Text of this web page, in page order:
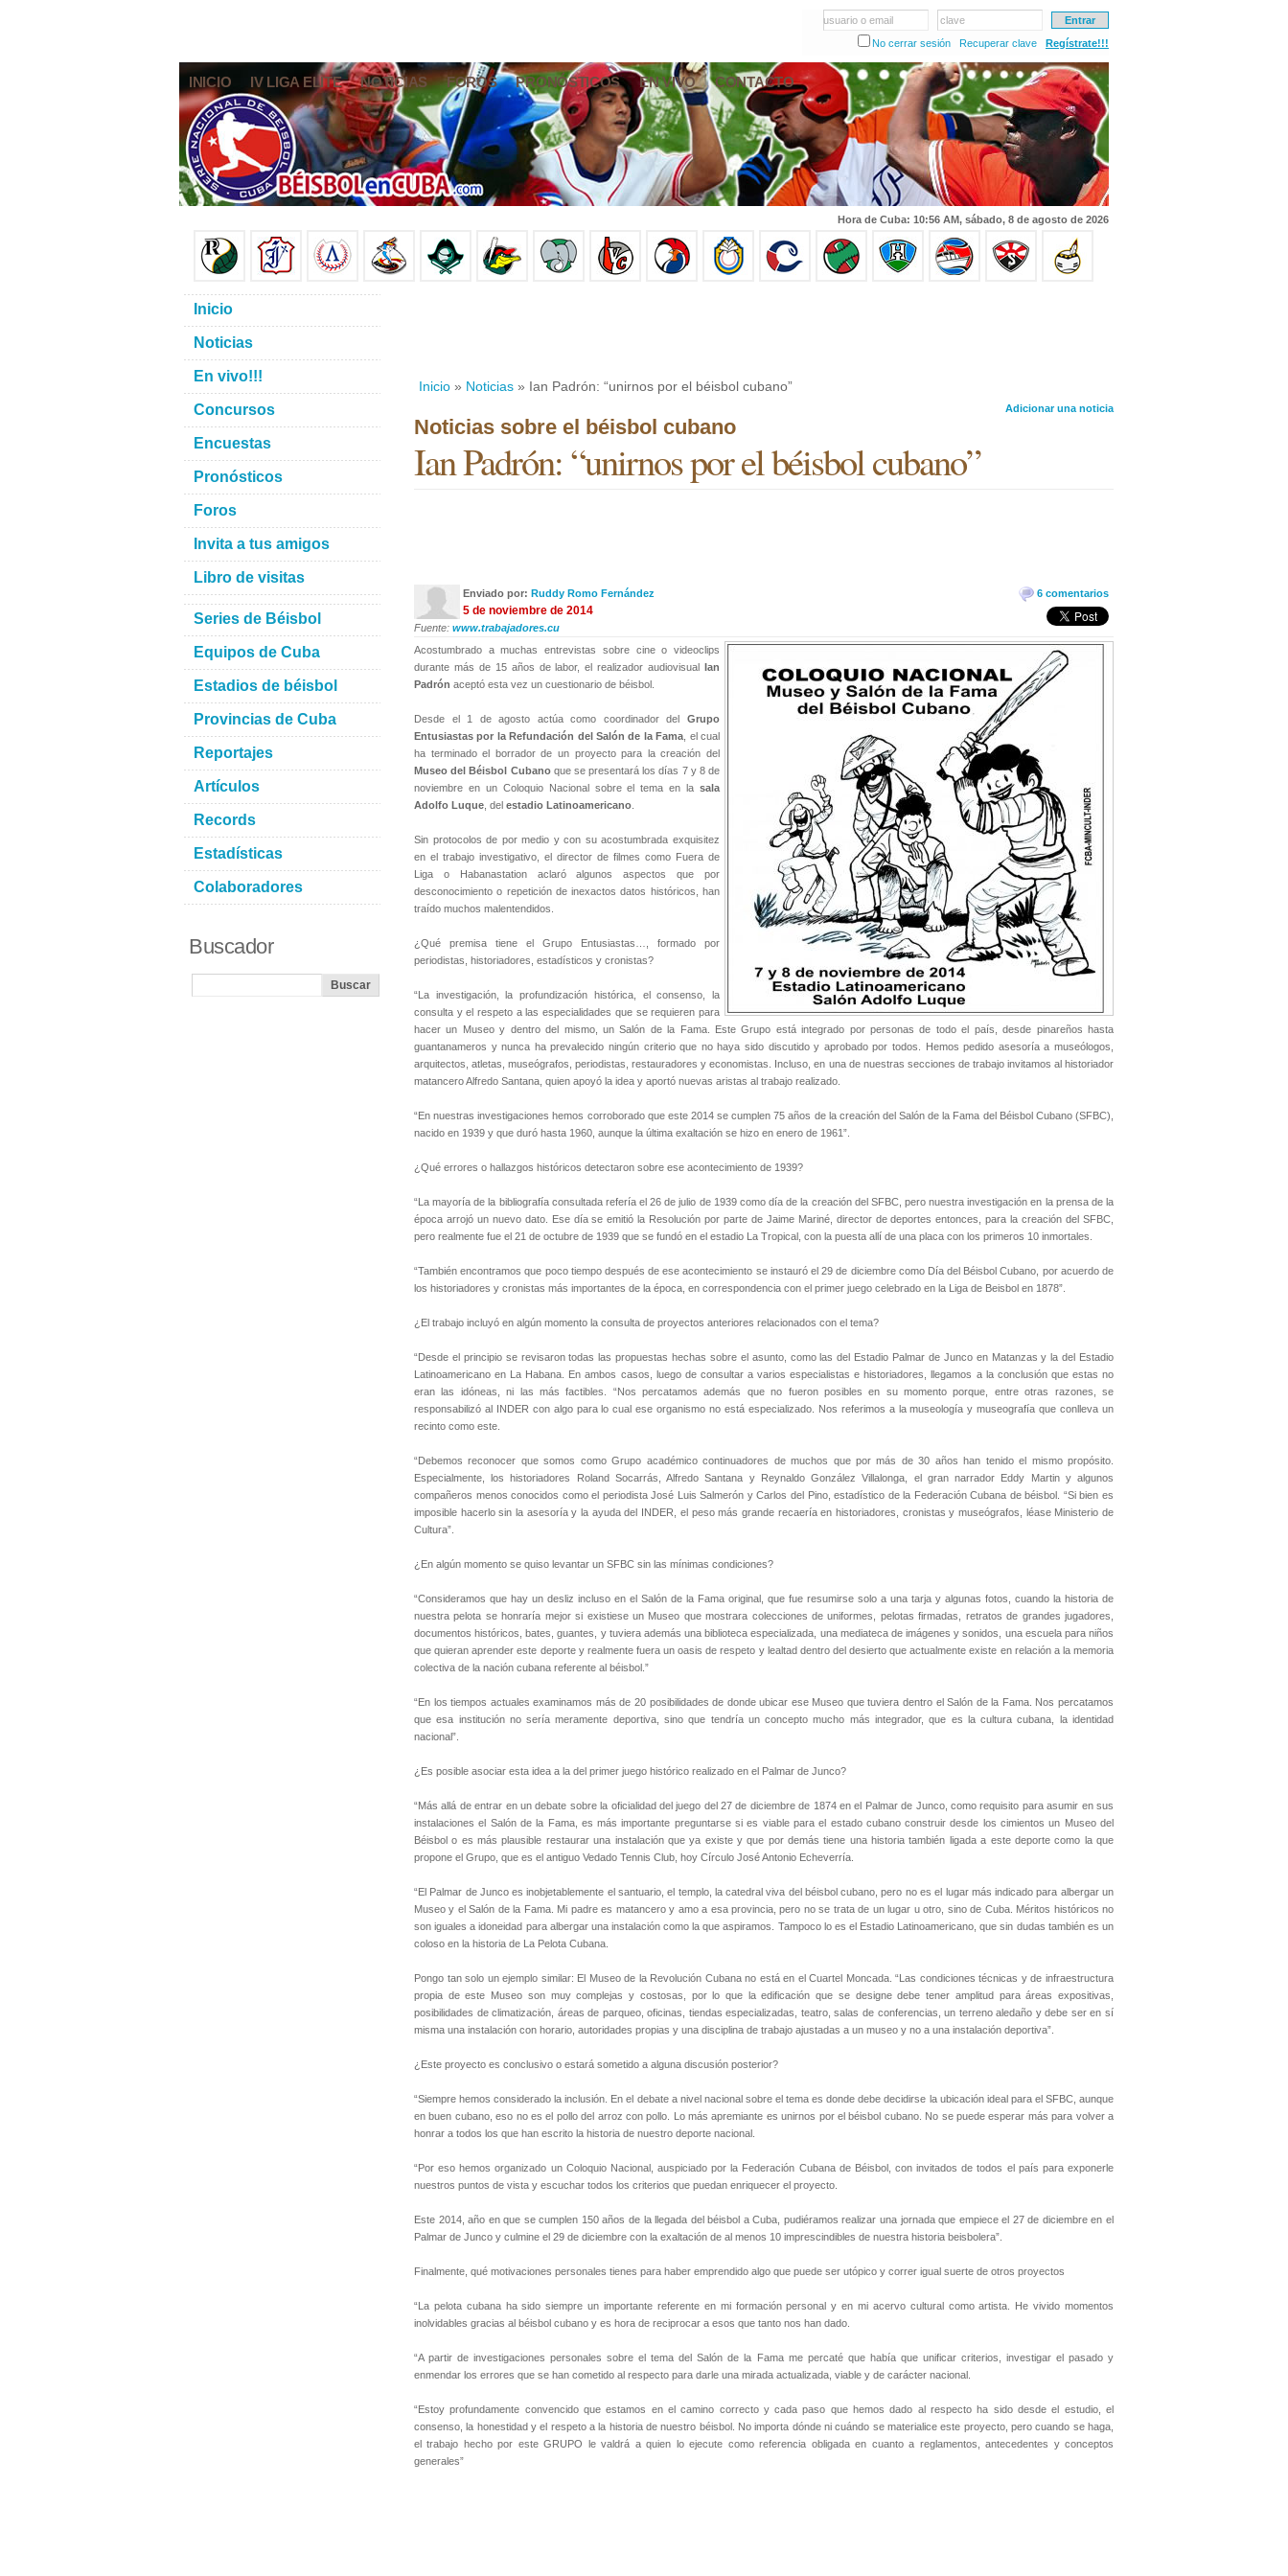
usuario o email
clave
No cerrar sesión
Recuperar clave Regístrate!!!
INICIO IV LIGA ELITE NOTICIAS FOROS PRONÓSTICOS EN VIVO CONTACTO
Hora de Cuba: 10:56 AM, sábado, 8 de agosto de 2026
Inicio » Noticias » Ian Padrón: “unirnos por el béisbol cubano”
Adicionar una noticia
Noticias sobre el béisbol cubano
Ian Padrón: “unirnos por el béisbol cubano”
6 comentarios
Enviado por: Ruddy Romo Fernández
5 de noviembre de 2014
Fuente: www.trabajadores.cu
Acostumbrado a muchas entrevistas sobre cine o videoclips
durante más de 15 años de labor, el realizador audiovisual Ian
Padrón aceptó esta vez un cuestionario de béisbol.
Desde el 1 de agosto actúa como coordinador del Grupo
Entusiastas por la Refundación del Salón de la Fama , el cual
ha terminado el borrador de un proyecto para la creación del
Museo del Béisbol Cubanoque se presentará los días 7 y 8 de
noviembre en un Coloquio Nacional sobre el tema en la sala
Adolfo Luque , del estadio Latinoamericano
Sin protocolos de por medio y con su acostumbrada exquisitez
en el trabajo investigativo, el director de filmes como Fuera de
Liga o Habanastation aclaró algunos aspectos que por
desconocimiento o repetición de inexactos datos históricos, han
traído muchos malentendidos.
¿Qué premisa tiene el Grupo Entusiastas…, formado por
periodistas, historiadores, estadísticos y cronistas?
“La investigación, la profundización histórica, el consenso, la
consulta y el respeto a las especialidades que se requieren para
hacer un Museo y dentro del mismo, un Salón de la Fama. Este Grupo está integrado por personas de todo el país, desde pinareños hasta
guantanameros y nunca ha prevalecido ningún criterio que no haya sido discutido y aprobado por todos. Hemos pedido asesoría a museólogos,
arquitectos, atletas, museógrafos, periodistas, restauradores y economistas. Incluso, en una de nuestras secciones de trabajo invitamos al historiador
matancero Alfredo Santana, quien apoyó la idea y aportó nuevas aristas al trabajo realizado.
“En nuestras investigaciones hemos corroborado que este 2014 se cumplen 75 años de la creación del Salón de la Fama del Béisbol Cubano (SFBC),
nacido en 1939 y que duró hasta 1960, aunque la última exaltación se hizo en enero de 1961”.
¿Qué errores o hallazgos históricos detectaron sobre ese acontecimiento de 1939?
“La mayoría de la bibliografía consultada refería el 26 de julio de 1939 como día de la creación del SFBC, pero nuestra investigación en la prensa de la
época arrojó un nuevo dato. Ese día se emitió la Resolución por parte de Jaime Mariné, director de deportes entonces, para la creación del SFBC,
pero realmente fue el 21 de octubre de 1939 que se fundó en el estadio La Tropical, con la puesta allí de una placa con los primeros 10 inmortales.
“También encontramos que poco tiempo después de ese acontecimiento se instauró el 29 de diciembre como Día del Béisbol Cubano, por acuerdo de
los historiadores y cronistas más importantes de la época, en correspondencia con el primer juego celebrado en la Liga de Beisbol en 1878”.
¿El trabajo incluyó en algún momento la consulta de proyectos anteriores relacionados con el tema?
“Desde el principio se revisaron todas las propuestas hechas sobre el asunto, como las del Estadio Palmar de Junco en Matanzas y la del Estadio
Latinoamericano en La Habana. En ambos casos, luego de consultar a varios especialistas e historiadores, llegamos a la conclusión que estas no
eran las idóneas, ni las más factibles. “Nos percatamos además que no fueron posibles en su momento porque, entre otras razones, se
responsabilizó al INDER con algo para lo cual ese organismo no está especializado. Nos referimos a la museología y museografía que conlleva un
recinto como este.
“Debemos reconocer que somos como Grupo académico continuadores de muchos que por más de 30 años han tenido el mismo propósito.
Especialmente, los historiadores Roland Socarrás, Alfredo Santana y Reynaldo González Villalonga, el gran narrador Eddy Martin y algunos
compañeros menos conocidos como el periodista José Luis Salmerón y Carlos del Pino, estadístico de la Federación Cubana de béisbol. “Si bien es
imposible hacerlo sin la asesoría y la ayuda del INDER, el peso más grande recaería en historiadores, cronistas y museógrafos, léase Ministerio de
Cultura”.
¿En algún momento se quiso levantar un SFBC sin las mínimas condiciones?
“Consideramos que hay un desliz incluso en el Salón de la Fama original, que fue resumirse solo a una tarja y algunas fotos, cuando la historia de
nuestra pelota se honraría mejor si existiese un Museo que mostrara colecciones de uniformes, pelotas firmadas, retratos de grandes jugadores,
documentos históricos, bates, guantes, y tuviera además una biblioteca especializada, una mediateca de imágenes y sonidos, una escuela para niños
que quieran aprender este deporte y realmente fuera un oasis de respeto y lealtad dentro del desierto que actualmente existe en relación a la memoria
colectiva de la nación cubana referente al béisbol.”
“En los tiempos actuales examinamos más de 20 posibilidades de donde ubicar ese Museo que tuviera dentro el Salón de la Fama. Nos percatamos
que esa institución no sería meramente deportiva, sino que tendría un concepto mucho más integrador, que es la cultura cubana, la identidad
nacional”.
¿Es posible asociar esta idea a la del primer juego histórico realizado en el Palmar de Junco?
“Más allá de entrar en un debate sobre la oficialidad del juego del 27 de diciembre de 1874 en el Palmar de Junco, como requisito para asumir en sus
instalaciones el Salón de la Fama, es más importante preguntarse si es viable para el estado cubano construir desde los cimientos un Museo del
Béisbol o es más plausible restaurar una instalación que ya existe y que por demás tiene una historia también ligada a este deporte como la que
propone el Grupo, que es el antiguo Vedado Tennis Club, hoy Círculo José Antonio Echeverría.
“El Palmar de Junco es inobjetablemente el santuario, el templo, la catedral viva del béisbol cubano, pero no es el lugar más indicado para albergar un
Museo y el Salón de la Fama. Mi padre es matancero y amo a esa provincia, pero no se trata de un lugar u otro, sino de Cuba. Méritos históricos no
son iguales a idoneidad para albergar una instalación como la que aspiramos. Tampoco lo es el Estadio Latinoamericano, que sin dudas también es un
coloso en la historia de La Pelota Cubana.
Pongo tan solo un ejemplo similar: El Museo de la Revolución Cubana no está en el Cuartel Moncada. “Las condiciones técnicas y de infraestructura
propia de este Museo son muy complejas y costosas, por lo que la edificación que se designe debe tener amplitud para áreas expositivas,
posibilidades de climatización, áreas de parqueo, oficinas, tiendas especializadas, teatro, salas de conferencias, un terreno aledaño y debe ser en sí
misma una instalación con horario, autoridades propias y una disciplina de trabajo ajustadas a un museo y no a una instalación deportiva”.
¿Este proyecto es conclusivo o estará sometido a alguna discusión posterior?
“Siempre hemos considerado la inclusión. En el debate a nivel nacional sobre el tema es donde debe decidirse la ubicación ideal para el SFBC, aunque
en buen cubano, eso no es el pollo del arroz con pollo. Lo más apremiante es unirnos por el béisbol cubano. No se puede esperar más para volver a
honrar a todos los que han escrito la historia de nuestro deporte nacional.
“Por eso hemos organizado un Coloquio Nacional, auspiciado por la Federación Cubana de Béisbol, con invitados de todos el país para exponerle
nuestros puntos de vista y escuchar todos los criterios que puedan enriquecer el proyecto.
Este 2014, año en que se cumplen 150 años de la llegada del béisbol a Cuba, pudiéramos realizar una jornada que empiece el 27 de diciembre en el
Palmar de Junco y culmine el 29 de diciembre con la exaltación de al menos 10 imprescindibles de nuestra historia beisbolera”.
Finalmente, qué motivaciones personales tienes para haber emprendido algo que puede ser utópico y correr igual suerte de otros proyectos
“La pelota cubana ha sido siempre un importante referente en mi formación personal y en mi acervo cultural como artista. He vivido momentos
inolvidables gracias al béisbol cubano y es hora de reciprocar a esos que tanto nos han dado.
“A partir de investigaciones personales sobre el tema del Salón de la Fama me percaté que había que unificar criterios, investigar el pasado y
enmendar los errores que se han cometido al respecto para darle una mirada actualizada, viable y de carácter nacional.
“Estoy profundamente convencido que estamos en el camino correcto y cada paso que hemos dado al respecto ha sido desde el estudio, el
consenso, la honestidad y el respeto a la historia de nuestro béisbol. No importa dónde ni cuándo se materialice este proyecto, pero cuando se haga,
el trabajo hecho por este GRUPO le valdrá a quien lo ejecute como referencia obligada en cuanto a reglamentos, antecedentes y conceptos
generales”
Inicio
Noticias
En vivo!!!
Concursos
Encuestas
Pronósticos
Foros
Invita a tus amigos
Libro de visitas
Series de Béisbol
Equipos de Cuba
Estadios de béisbol
Provincias de Cuba
Reportajes
Artículos
Records
Estadísticas
Colaboradores
Buscador